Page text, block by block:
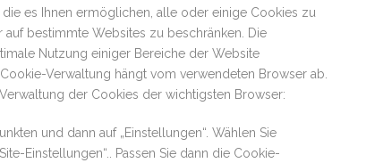
es Ihnen ermöglichen, alle oder einige Cookies zu
bestimmte Websites zu beschränken. Die
Nutzung einiger Bereiche der Website
Verwaltung hängt vom verwendeten Browser ab.
der Cookies der wichtigsten Browser:
und dann auf „Einstellungen“. Wählen Sie
Einstellungen“.. Passen Sie dann die Cookie-